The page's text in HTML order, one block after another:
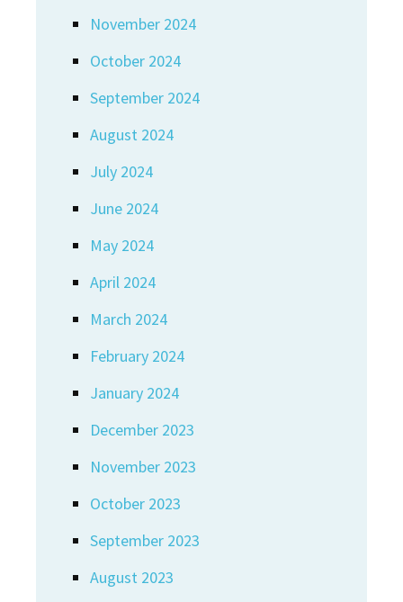
November 2024
October 2024
September 2024
August 2024
July 2024
June 2024
May 2024
April 2024
March 2024
February 2024
January 2024
December 2023
November 2023
October 2023
September 2023
August 2023